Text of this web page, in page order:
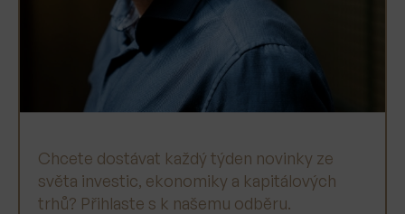
Chcete dostávat každý týden novinky ze
světa investic, ekonomiky a kapitálových
trhů? Přihlaste s k našemu odběru.